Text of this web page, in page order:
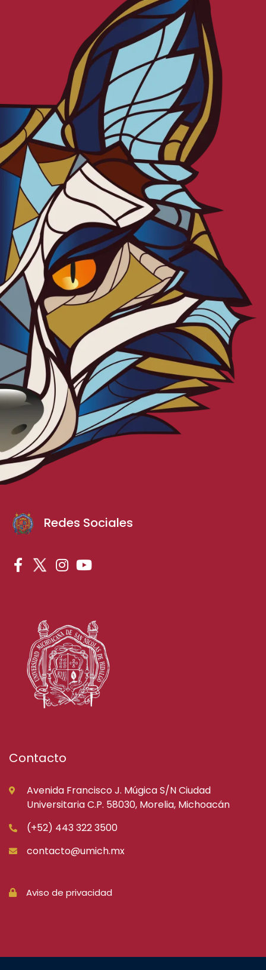
Redes Sociales
Contacto
Avenida Francisco J. Múgica S/N Ciudad
Universitaria C.P. 58030, Morelia, Michoacán
(+52) 443 322 3500
contacto@umich.mx
Aviso de privacidad